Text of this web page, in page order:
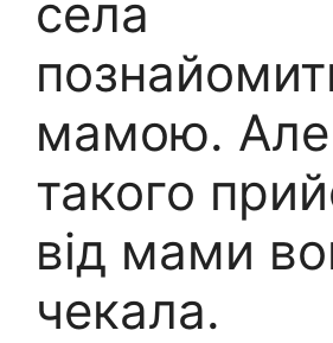
села
мамою. Але
такого
від мами
чекала.